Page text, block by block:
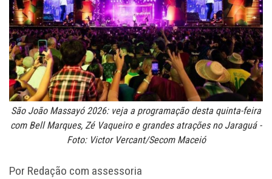
São João Massayó 2026: veja a programação desta quinta-feira
com Bell Marques, Zé Vaqueiro e grandes atrações no Jaraguá -
Foto: Victor Vercant/Secom Maceió
Por Redação com assessoria